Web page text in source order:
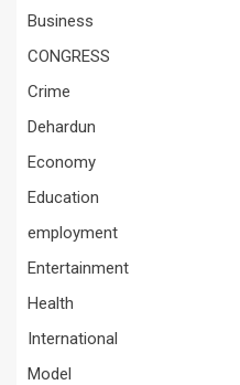
Business
CONGRESS
Crime
Dehardun
Economy
Education
employment
Entertainment
Health
International
Model